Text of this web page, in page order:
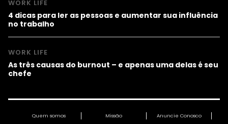
WORK LIFE
4 dicas para ler as pessoas e aumentar sua influência
no trabalho
WORK LIFE
As três causas do burnout – e apenas uma delas é seu
chefe
Quem somos Missão Anuncie Conosco